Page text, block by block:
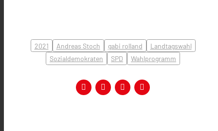
2021 Andreas Stoch gabi rolland
Landtagswahl
Sozialdemokraten
SPD Wahlprogramm